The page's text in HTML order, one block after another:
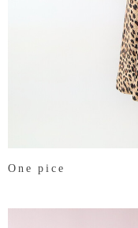
One pice